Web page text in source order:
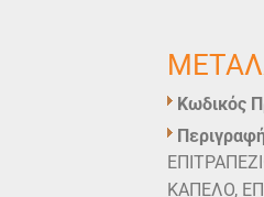
Κωδικός
Περιγραφή
ΚΑΠΕΛΟ,